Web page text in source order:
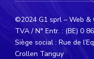
©2024 G1 sprl – Web &
TVA / N° Entr. : (BE) 0
Siège social : Rue de
Crollen Tanguy